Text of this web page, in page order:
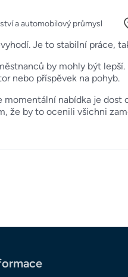
a automobilový průmysl
Je to stabilní práce,
by mohly být
nebo příspěvek na pohyb.
nabídka je dost
že by to ocenili všichni